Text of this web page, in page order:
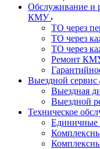
Обслуживание и
КМУ
ТО через
ТО через
ТО через
Ремонт
Выездной сервис
Выездная
Выездной
Техническое
Единичные